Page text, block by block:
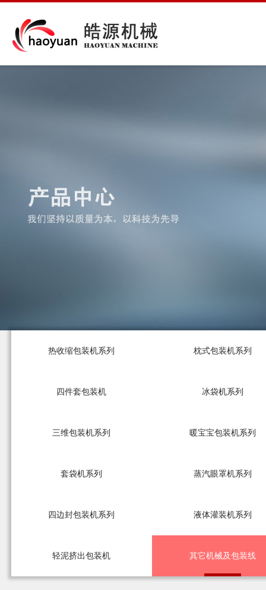
热收缩包装机系列 枕式包装机系列
四件套包装机 冰袋机系列
三维包装机系列 暖宝宝包装机系列
套袋机系列 蒸汽眼罩机系列
四边封包装机系列 液体灌装机系列
轻泥挤出包装机 其它机械及包装线